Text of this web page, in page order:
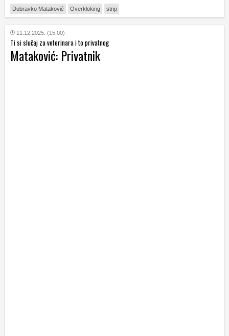
Dubravko Mataković Overkloking strip
11.12.2025. (15:00)
Ti si slučaj za veterinara i to privatnog
Mataković: Privatnik